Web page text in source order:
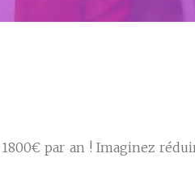
par an ! Imaginez